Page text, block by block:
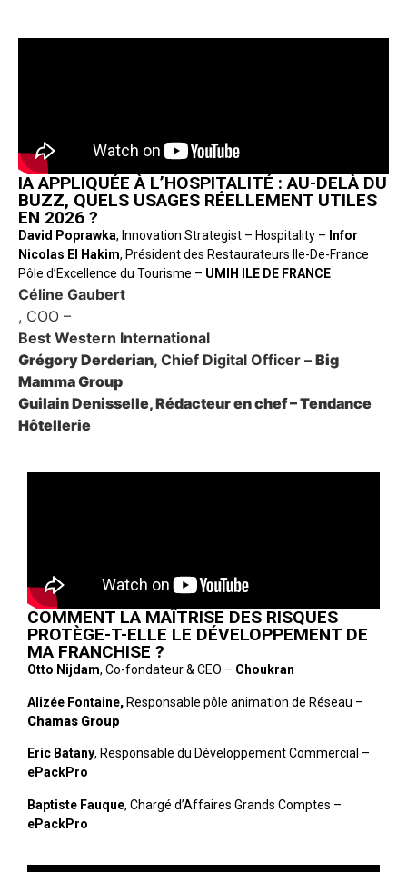
IA APPLIQUÉE À L’HOSPITALITÉ : AU-DELÀ DU
BUZZ, QUELS USAGES RÉELLEMENT UTILES
EN 2026 ?
David Poprawka, Innovation Strategist – Hospitality – Infor
Nicolas El Hakim, Président des Restaurateurs Ile-De-France
Pôle d’Excellence du Tourisme – UMIH ILE DE FRANCE
Céline Gaubert
, COO –
Best Western International
Grégory Derderian, Chief Digital Officer – Big
Mamma Group
Guilain Denisselle, Rédacteur en chef–Tendance
Hôtellerie
COMMENT LA MAÎTRISE DES RISQUES
PROTÈGE-T-ELLE LE DÉVELOPPEMENT DE
MA FRANCHISE ?
Otto Nijdam, Co-fondateur & CEO – Choukran
Alizée Fontaine, Responsable pôle animation de Réseau –
Chamas Group
Eric Batany, Responsable du Développement Commercial –
ePackPro
Baptiste Fauque, Chargé d’Affaires Grands Comptes –
ePackPro